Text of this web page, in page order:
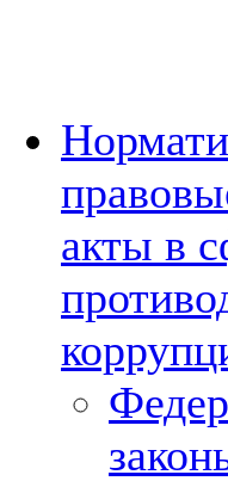
акты в